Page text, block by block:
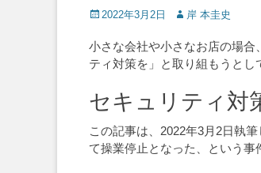
Posted
2022年3月2日 Author
岸 本圭史
小さな会社や小さなお店の場合
ティ対策を」と取り組もうとし
セキュリティ対
この記事は、2022年3月2日執
て操業停止となった、という事